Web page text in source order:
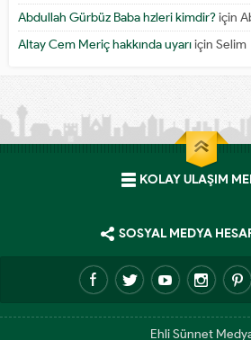
Abdullah Gürbüz Baba hzleri kimdir?için
Altay Cem Meriç hakkında uyarıiçin Selim
KOLAY ULAŞIM
SOSYAL MEDYA
Ehli Sünnet